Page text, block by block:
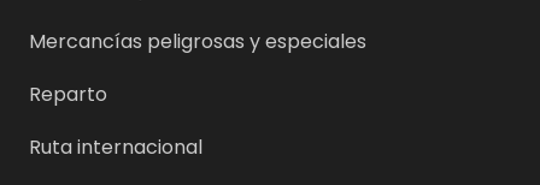
Mercancías peligrosas y especiales
Reparto
Ruta internacional